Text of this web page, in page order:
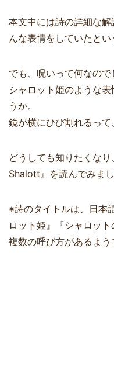
本文中には詩の詳細な
んな表情をしていたとい
でも、呪いって何なので
シャロット姫のような
うか。
鏡が横にひび割れるって
どうしても知りたくな
Shalott』を読んでみまし
※詩のタイトルは、日本
ロット姫』『シャロッ
複数の呼び方があるよう